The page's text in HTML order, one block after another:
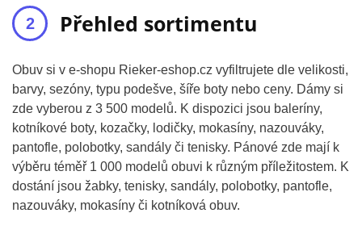
Přehled sortimentu
Obuv si v e-shopu Rieker-eshop.cz vyfiltrujete dle velikosti,
barvy, sezóny, typu podešve, šíře boty nebo ceny. Dámy si
zde vyberou z 3 500 modelů. K dispozici jsou baleríny,
kotníkové boty, kozačky, lodičky, mokasíny, nazouváky,
pantofle, polobotky, sandály či tenisky. Pánové zde mají k
výběru téměř 1 000 modelů obuvi k různým příležitostem. K
dostání jsou žabky, tenisky, sandály, polobotky, pantofle,
nazouváky, mokasíny či kotníková obuv.